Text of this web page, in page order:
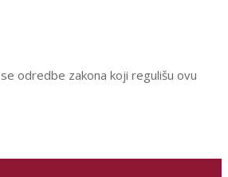
odredbe zakona koji regulišu ovu